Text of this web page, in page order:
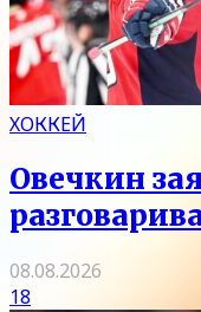
ХОККЕЙ
Овечкин
08.08.2026
18